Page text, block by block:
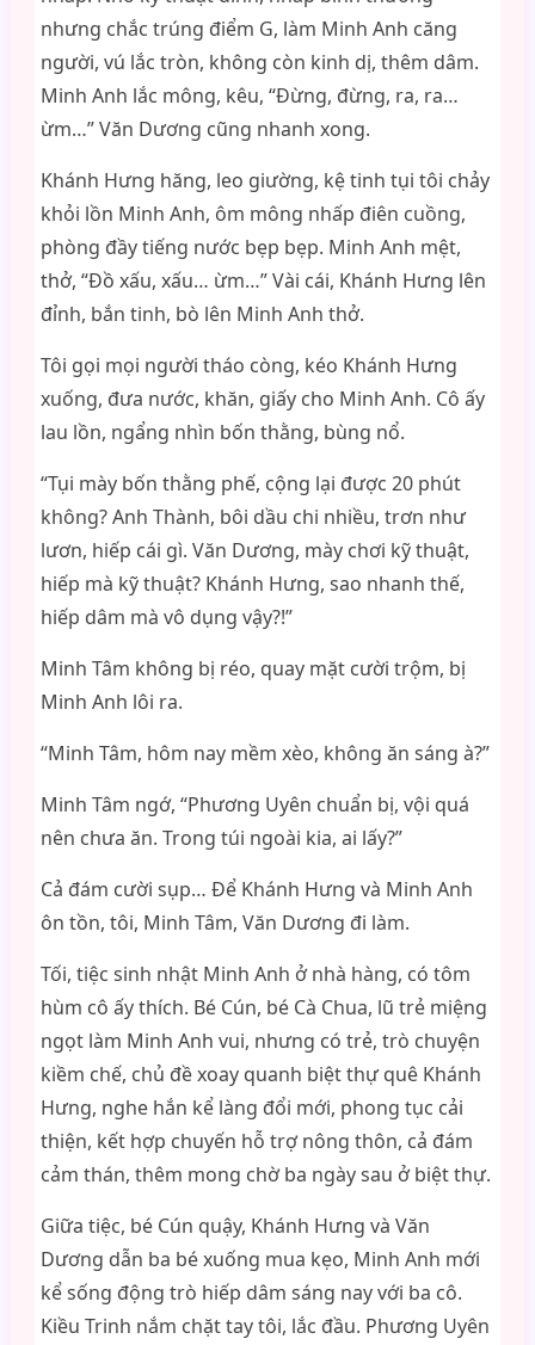
nhưng chắc trúng điểm G, làm Minh Anh căng
người, vú lắc tròn, không còn kinh dị, thêm dâm.
Minh Anh lắc mông, kêu, “Đừng, đừng, ra, ra…
ừm…” Văn Dương cũng nhanh xong.
Khánh Hưng hăng, leo giường, kệ tinh tụi tôi chảy
khỏi lồn Minh Anh, ôm mông nhấp điên cuồng,
phòng đầy tiếng nước bẹp bẹp. Minh Anh mệt,
thở, “Đồ xấu, xấu… ừm…” Vài cái, Khánh Hưng lên
đỉnh, bắn tinh, bò lên Minh Anh thở.
Tôi gọi mọi người tháo còng, kéo Khánh Hưng
xuống, đưa nước, khăn, giấy cho Minh Anh. Cô ấy
lau lồn, ngẩng nhìn bốn thằng, bùng nổ.
“Tụi mày bốn thằng phế, cộng lại được 20 phút
không? Anh Thành, bôi dầu chi nhiều, trơn như
lươn, hiếp cái gì. Văn Dương, mày chơi kỹ thuật,
hiếp mà kỹ thuật? Khánh Hưng, sao nhanh thế,
hiếp dâm mà vô dụng vậy?!”
Minh Tâm không bị réo, quay mặt cười trộm, bị
Minh Anh lôi ra.
“Minh Tâm, hôm nay mềm xèo, không ăn sáng à?”
Minh Tâm ngớ, “Phương Uyên chuẩn bị, vội quá
nên chưa ăn. Trong túi ngoài kia, ai lấy?”
Cả đám cười sụp… Để Khánh Hưng và Minh Anh
ôn tồn, tôi, Minh Tâm, Văn Dương đi làm.
Tối, tiệc sinh nhật Minh Anh ở nhà hàng, có tôm
hùm cô ấy thích. Bé Cún, bé Cà Chua, lũ trẻ miệng
ngọt làm Minh Anh vui, nhưng có trẻ, trò chuyện
kiềm chế, chủ đề xoay quanh biệt thự quê Khánh
Hưng, nghe hắn kể làng đổi mới, phong tục cải
thiện, kết hợp chuyến hỗ trợ nông thôn, cả đám
cảm thán, thêm mong chờ ba ngày sau ở biệt thự.
Giữa tiệc, bé Cún quậy, Khánh Hưng và Văn
Dương dẫn ba bé xuống mua kẹo, Minh Anh mới
kể sống động trò hiếp dâm sáng nay với ba cô.
Kiều Trinh nắm chặt tay tôi, lắc đầu. Phương Uyên